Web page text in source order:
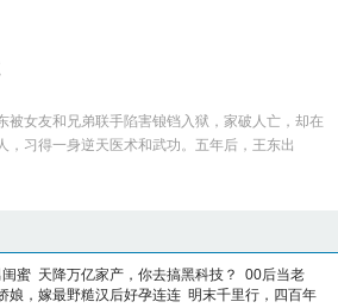
被女友和兄弟联手陷害锒铛入狱，家破人亡，却在
，习得一身逆天医术和武功。五年后，王东出
蜜 天降万亿家产，你去搞黑科技？
00后当老
娘，嫁最野糙汉后好孕连连 明末千里行，四百年